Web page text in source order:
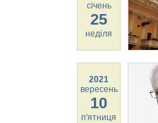
січень
25
неділя
2021
вересень
10
п'ятниця